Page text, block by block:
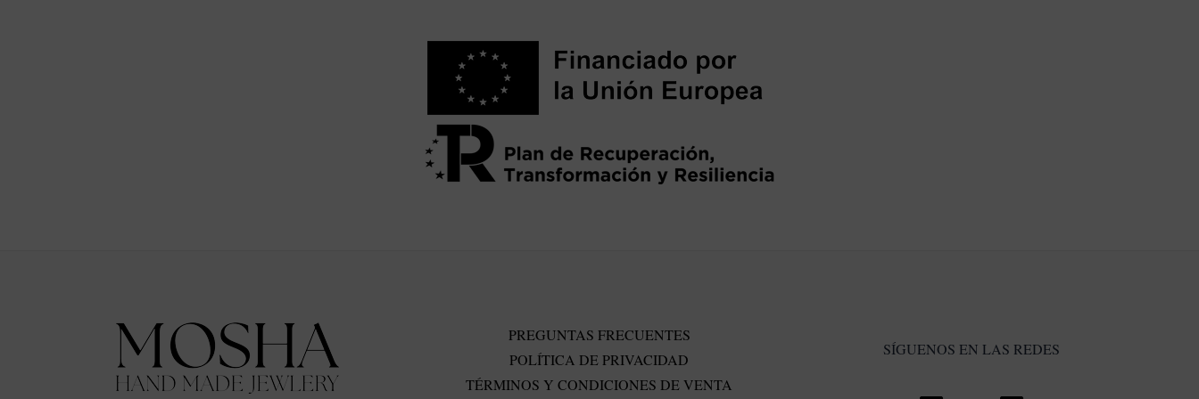
PREGUNTAS FRECUENTES
POLÍTICA DE PRIVACIDAD
TÉRMINOS Y CONDICIONES DE VENTA
SÍGUENOS EN LAS REDES